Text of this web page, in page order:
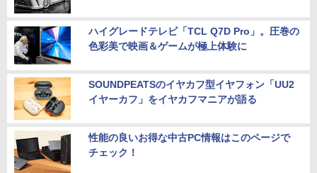
ハイグレードテレビ「TCL Q7D Pro」。圧巻の
色彩美で映画＆ゲームが極上体験に
SOUNDPEATSのイヤカフ型イヤフォン「UU2
イヤーカフ」をイヤカフマニアが語る
性能の良いお得な中古PC情報はこのページで
チェック！